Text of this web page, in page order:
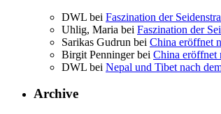
DWL bei Faszination der
Uhlig, Maria bei Faszination der
Sarikas Gudrun bei China eröffnet
Birgit Penninger bei China eröffnet
DWL bei Nepal und Tibet nach
Archive